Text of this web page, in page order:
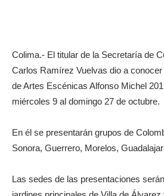
Colima.- El titular de la Secretaría de
Carlos Ramírez Vuelvas dio a
de Artes Escénicas Alfonso Michel
miércoles 9 al domingo 27 de octubre.
En él se presentarán grupos de
Sonora, Guerrero, Morelos,
Las sedes de las presentaciones